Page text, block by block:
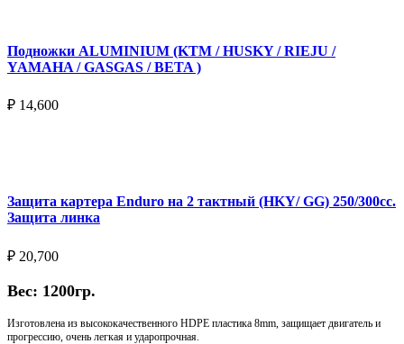
Подножки ALUMINIUM (KTM / HUSKY / RIEJU /
YAMAHA / GASGAS / BETA )
₽ 14,600
Защита картера Enduro на 2 тактный (HKY/ GG) 250/300cc.
Защита линка
₽ 20,700
Вес: 1200гр.
Изготовлена из высококачественного HDPE пластика 8mm, защищает двигатель и
прогрессию, очень легкая и ударопрочная.